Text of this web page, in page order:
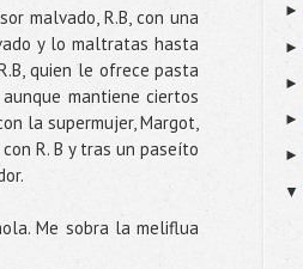
malvado, R.B, con una
y lo maltratas hasta
quien le ofrece pasta
mantiene ciertos
la supermujer, Margot,
R. B y tras un paseíto
Me sobra la meliflua
►
►
►
►
►
▼